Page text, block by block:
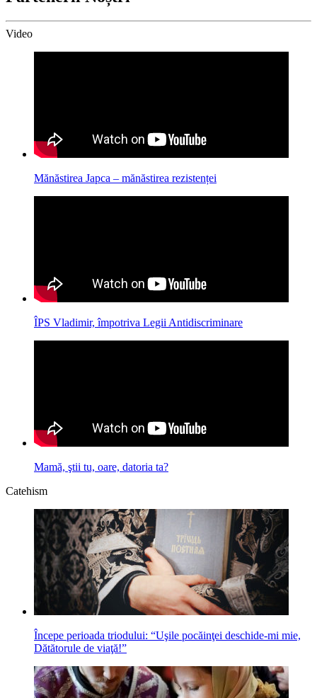
Video
Mănăstirea Japca – mănăstirea rezistenței
ÎPS Vladimir, împotriva Legii Antidiscriminare
Mamă, ştii tu, oare, datoria ta?
Catehism
Începe perioada triodului: “Uşile pocăinţei deschide-mi mie,
Dătătorule de viaţă!”